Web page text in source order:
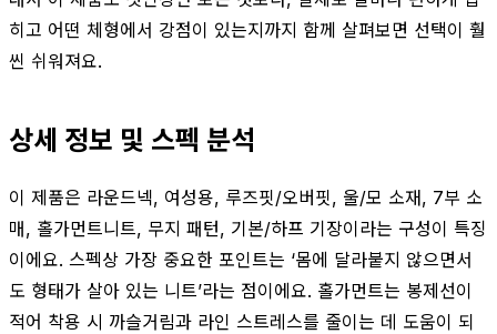
히고 어떤 체형에서 강점이 있는지까지 함께 살펴보면 선택이 훨
씬 쉬워져요.
상세 정보 및 스펙 분석
이 제품은 라운드넥, 여성용, 루즈핏/오버핏, 울/모 소재, 7부 소
매, 홀가먼트니트, 무지 패턴, 기본/하프 기장이라는 구성이 특징
이에요. 스펙상 가장 중요한 포인트는 ‘몸에 달라붙지 않으면서
도 형태가 살아 있는 니트’라는 점이에요. 홀가먼트는 봉제선이
적어 착용 시 까슬거림과 라인 스트레스를 줄이는 데 도움이 되